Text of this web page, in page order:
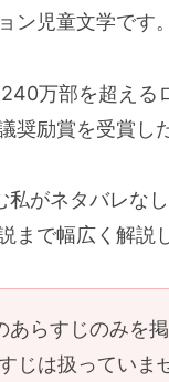
ン児童文学です。
万部を超える
奨励賞を受賞し
私がネタバレな
まで幅広く解説
あらすじのみを
じは扱っていま